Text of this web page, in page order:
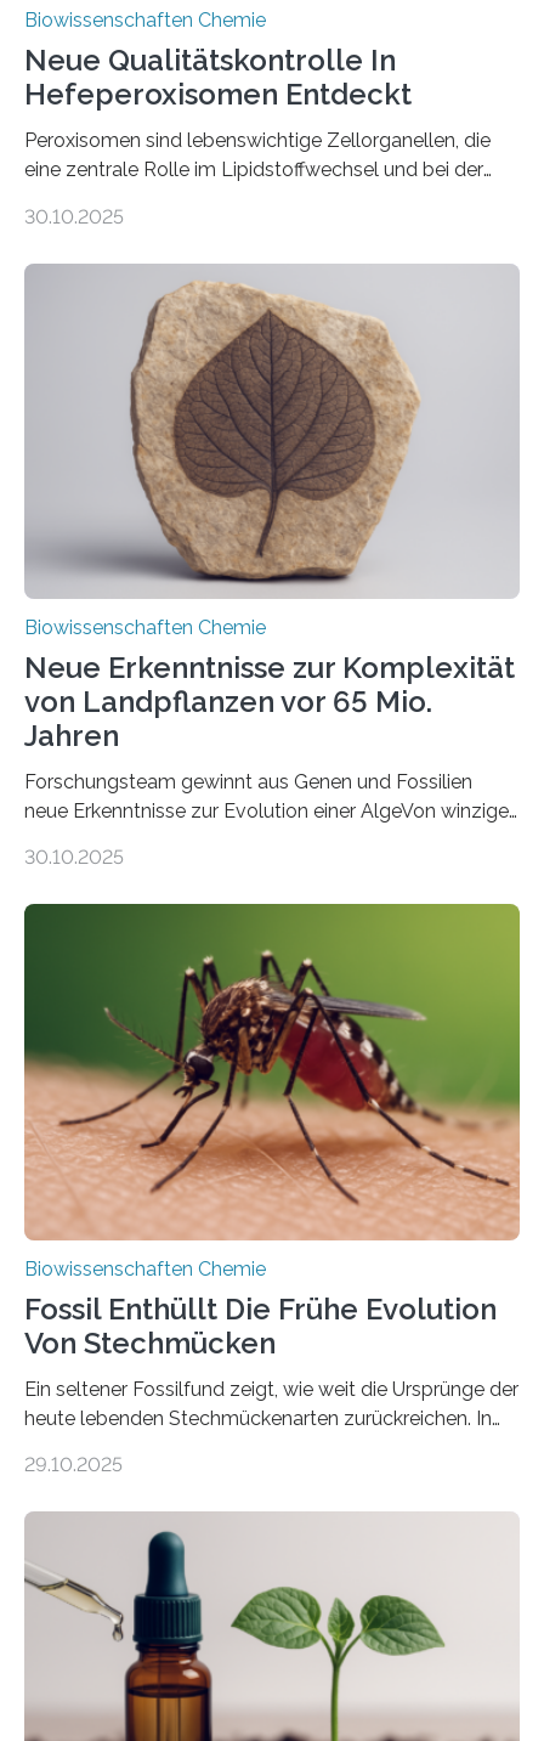
Biowissenschaften Chemie
Neue Qualitätskontrolle In
Hefeperoxisomen Entdeckt
Peroxisomen sind lebenswichtige Zellorganellen, die
eine zentrale Rolle im Lipidstoffwechsel und bei der
erfüllen können, müssen zahlreiche Enzyme präzise in
der Ruhr-Universität Bochum um Prof. Dr. Ralf Erdmann
und Dr. Ismaila Francis Yusuf hat nun einen bislang
unbekannten Qualitätskontrollmechanismus des
peroxisomalen Proteintransports in der Bäckerhefe
Saccharomyces cerevisiae entdeckt, der für die
Funktionsfähigkeit der Organellen entscheidend ist. Die
Studie wurde am 28. Oktober 2025 in der
Fachzeitschrift…
30.10.2025
Biowissenschaften Chemie
Neue Erkenntnisse zur Komplexität
von Landpflanzen vor 65 Mio.
Jahren
Forschungsteam gewinnt aus Genen und Fossilien
neue Erkenntnisse zur Evolution einer AlgeVon winzigen
Landpflanzen zählen zu den komplexesten
Grünalgen, die vor Hunderten von Millionen Jahren
lebten. Unter den Vorfahren sticht eine Gruppe heraus,
die noch heute in der Natur vorkommt: die
Süßwasseralge Coleochaetophyceae. Einige Arten
dieser Gruppe bilden aus Zellfäden dichte Geflechte
mit scheibenförmiger Gestalt. Was auffällig ist: Die
nächsten…
30.10.2025
Biowissenschaften Chemie
Fossil Enthüllt Die Frühe Evolution
Von Stechmücken
Ein seltener Fossilfund zeigt, wie weit die Ursprünge der
heute lebenden Stechmückenarten zurückreichen. In
Forschende die bisher älteste bekannte Stechmücken-
Region Kachin in Myanmar und hat sich in
ausgezeichnetem Zustand erhalten. Es konnte als neue
Art einer neuen Gattung beschrieben werden und trägt
nun den Namen Cretosabethes primaevus. Dieser erste
fossile Nachweis einer Stechmückenlarve in Bernstein
stellt gleichzeitig den ersten Fossilfund einer
Mückenlarve aus dem Mesozoikum dar, denn…
29.10.2025